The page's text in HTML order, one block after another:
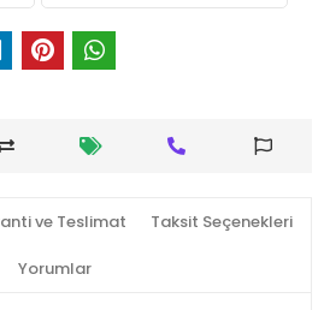
ve Teslimat Taksit Seçenekleri
Yorumlar